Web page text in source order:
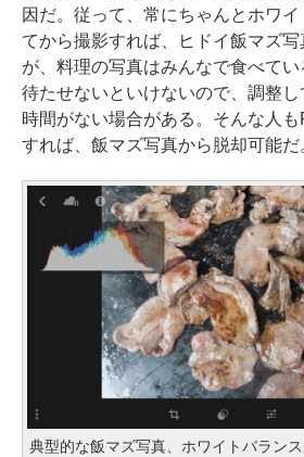
因だ。従って、常にちゃんとホワ
てから撮影すれば、ヒドイ飯マズ
が、料理の写真はみんなで食べて
待たせないといけないので、調整
時間がない場合がある。そんな人
すれば、飯マズ写真から脱却可能だ
典型的な飯マズ写真、ホワイトバラン